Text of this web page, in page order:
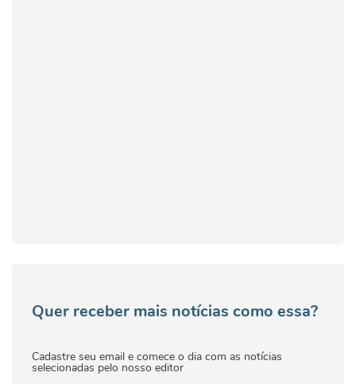
Quer receber mais notícias como essa?
Cadastre seu email e comece o dia com as notícias
selecionadas pelo nosso editor